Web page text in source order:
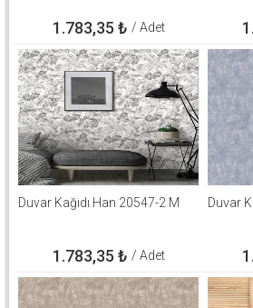
1.783,35 ₺ / Adet
Duvar Kağıdı Han 20547-2 M
1.783,35 ₺ / Adet
Duvar